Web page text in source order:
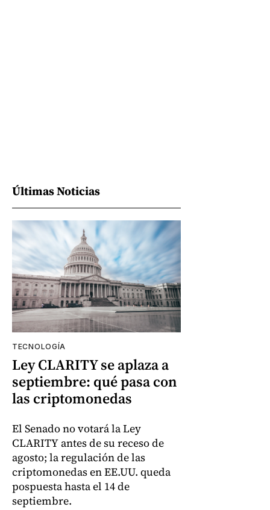
Últimas Noticias
TECNOLOGÍA
Ley CLARITY se aplaza a
septiembre: qué pasa con
las criptomonedas
El Senado no votará la Ley
CLARITY antes de su receso de
agosto; la regulación de las
criptomonedas en EE.UU. queda
pospuesta hasta el 14 de
septiembre.